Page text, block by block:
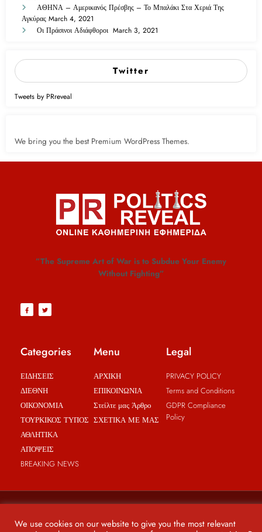
ΑΘΗΝΑ – Αμερικανός Πρέσβης – Το Μπαλάκι Στα Χεριά Της
Αγκύρας March 4, 2021
Οι Πράσινοι Αδιάφθοροι March 3, 2021
Twitter
Tweets by PRreveal
We bring you the best Premium WordPress Themes.
”The Supreme Art of War is to Subdue Your Enemy
Without Fighting”
Categories
ΕΙΔΗΣΕΙΣ
ΔΙΕΘΝΗ
ΟΙΚΟΝΟΜΙΑ
ΤΟΥΡΚΙΚΟΣ ΤΥΠΟΣ
ΑΘΛΗΤΙΚΑ
ΑΠΟΨΕΙΣ
BREAKING NEWS
Menu
ΑΡΧΙΚΗ
ΕΠΙΚΟΙΝΩΝΙΑ
Στείλτε μας Άρθρο
ΣΧΕΤΙΚΑ ΜΕ ΜΑΣ
Legal
PRIVACY POLICY
Terms and Conditions
GDPR Compliance
Policy
Web design by BRICAT
We use cookies on our website to give you the most relevant